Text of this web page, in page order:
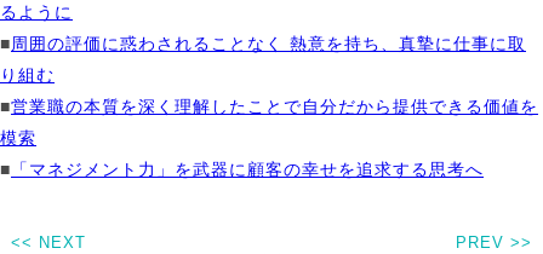
るように
■周囲の評価に惑わされることなく 熱意を持ち、真摯に仕事に取
り組む
■営業職の本質を深く理解したことで自分だから提供できる価値を
模索
■ 「マネジメント力」を武器に顧客の幸せを追求する思考へ
<< NEXT
PREV >>